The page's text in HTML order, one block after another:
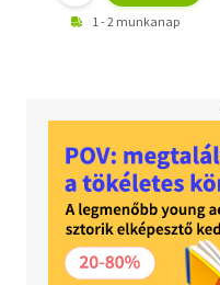
1 - 2 munkanap